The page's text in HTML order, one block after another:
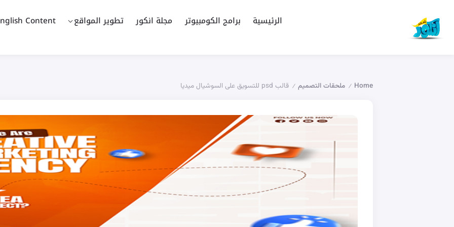
الرئيسية برامج الكومبيوتر مجلة انكور تطوير المواقع Content
Home
/ ملحقات التصميم / قالب psd للتسويق على السوشيال ميديا